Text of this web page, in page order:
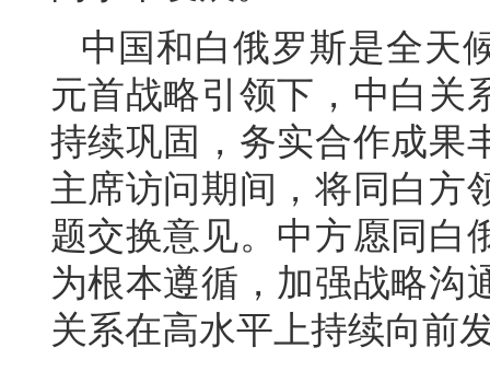
中国和白俄罗斯是全天
元首战略引领下，中白关
持续巩固，务实合作成果
主席访问期间，将同白方
题交换意见。中方愿同白
为根本遵循，加强战略沟
关系在高水平上持续向前